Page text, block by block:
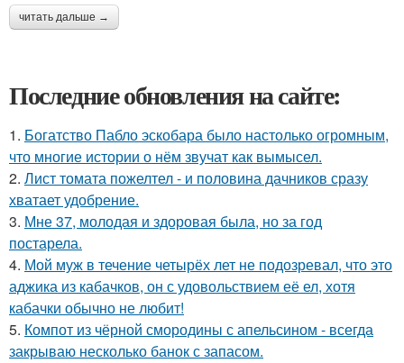
читать дальше →
Последние обновления на сайте:
1. Богатство Пабло эскобара было настолько огромным,
что многие истории о нём звучат как вымысел.
2. Лист томата пожелтел - и половина дачников сразу
хватает удобрение.
3. Мне 37, молодая и здоровая была, но за год
постарела.
4. Мой муж в течение четырёх лет не подозревал, что это
аджика из кабачков, он с удовольствием её ел, хотя
кабачки обычно не любит!
5. Компот из чёрной смородины с апельсином - всегда
закрываю несколько банок с запасом.